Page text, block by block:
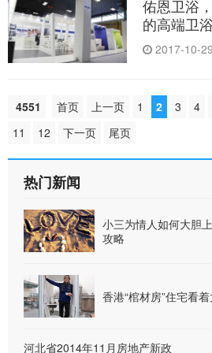
佑恩卫浴
的高端卫
2017-10-29
4551 首页 上一页 1 2 3 4
11
12 下一页 尾页
热门新闻
小三为情人如何大胆
攻略
香港“棺材房”住宅看
河北省2014年11月房地产新政